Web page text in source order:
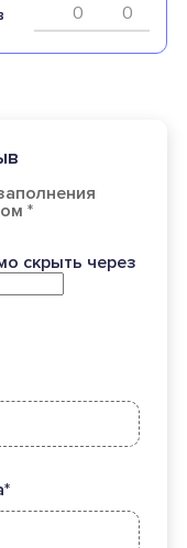
0 0
*
скрыть через